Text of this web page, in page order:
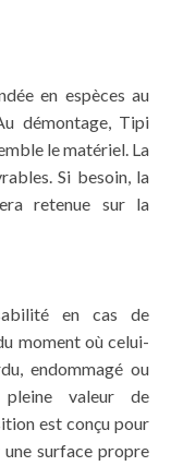
en espèces au
démontage, Tipi
le matériel. La
Si besoin, la
retenue sur la
en cas de
moment où celui-
endommagé ou
valeur de
est conçu pour
une surface propre